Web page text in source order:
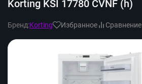
Korting KSI 17780 CVNF (h)
Бренд:Korting Избранное Сравнение